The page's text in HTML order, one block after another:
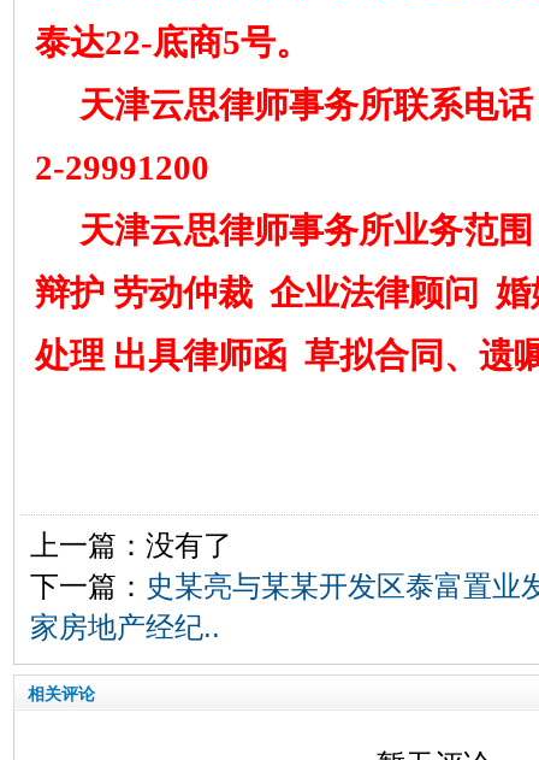
泰达22-底商5号。
天津云思律师事务所联系电
2-29991200
天津云思律师事务所业务范
辩护 劳动仲裁 企业法律顾问 婚
处理 出具律师函 草拟合同、遗
上一篇：没有了
下一篇： 史某亮与某某开发区泰富置业
家房地产经纪..
相关评论